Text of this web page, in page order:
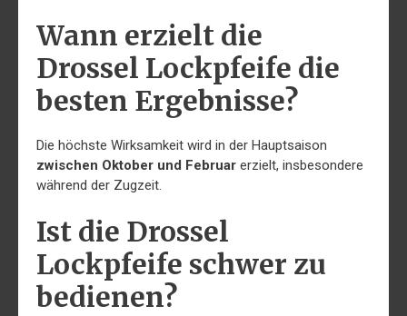
Wann erzielt die
Drossel Lockpfeife die
besten Ergebnisse?
Die höchste Wirksamkeit wird in der Hauptsaison
zwischen Oktober und Februar erzielt, insbesondere
während der Zugzeit.
Ist die Drossel
Lockpfeife schwer zu
bedienen?